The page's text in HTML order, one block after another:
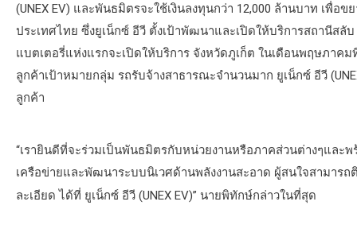
(UNEX EV) และพันธมิตรจะใช้เงินลงทุนกว่า 12,000 ล้านบาท เพื่
ประเทศไทย ซึ่งยูเน็กซ์ อีวี ตั้งเป้าพัฒนาและเปิดให้บริการสถานีสลั
แบตเตอรี่แห่งแรกจะเปิดให้บริการ จังหวัดภูเก็ต ในเดือนพฤษภาค
ลูกค้าเป้าหมายกลุ่ม รถรับจ้างสาธารณะจำนวนมาก ยูเน็กซ์ อีวี
ลูกค้า
“เรายินดีที่จะร่วมเป็นพันธมิตรกับหน่วยงานหรือภาคส่วนต่างๆแล
เครือข่ายและพัฒนาระบบนิเวศด้านพลังงานสะอาด ผู้สนใจสามาร
ละเอียด ได้ที่ ยูเน็กซ์ อีวี (UNEX EV)” นายพิทักษ์กล่าวในที่สุด